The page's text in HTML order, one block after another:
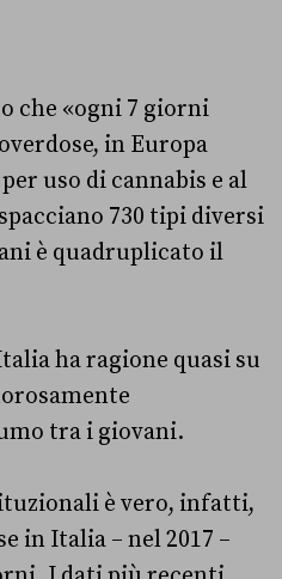
che «ogni 7 giorni
in Europa
uso di cannabis e al
730 tipi diversi
è quadruplicato il
ha ragione quasi su
tra i giovani.
è vero, infatti,
in Italia – nel 2017 –